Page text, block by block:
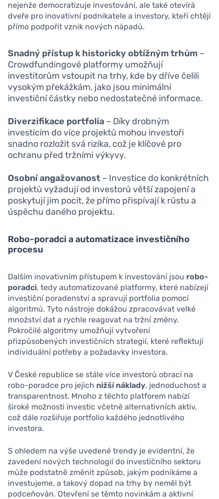
nejenže democratizuje investování, ale také otevírá
dveře pro inovativní podnikatele a investory, kteří chtějí
přímo podpořit vznik nových nápadů.
Snadný přístup k historicky obtížným trhům –
Crowdfundingové platformy umožňují
investitorům vstoupit na trhy, kde by dříve čelili
vysokým překážkám, jako jsou minimální
investiční částky nebo nedostatečné informace.
Diverzifikace portfolia – Díky drobným
investicím do více projektů mohou investoři
snadno rozložit svá rizika, což je klíčové pro
ochranu před tržními výkyvy.
Osobní angažovanost – Investice do konkrétních
projektů vyžadují od investorů větší zapojení a
poskytují jim pocit, že přímo přispívají k růstu a
úspěchu daného projektu.
Robo-poradci a automatizace investičního
procesu
Dalším inovativním přístupem k investování jsou robo-
poradci, tedy automatizované platformy, které nabízejí
investiční poradenství a spravují portfolia pomocí
algoritmů. Tyto nástroje dokážou zpracovávat velké
množství dat a rychle reagovat na tržní změny.
Pokročilé algoritmy umožňují vytvoření
přizpůsobených investičních strategií, které reflektují
individuální potřeby a požadavky investora.
V České republice se stále více investorů obrací na
robo-poradce pro jejich nižší náklady, jednoduchost a
transparentnost. Mnoho z těchto platforem nabízí
široké možnosti investic včetně alternativních aktiv,
což dále rozšiřuje portfolio každého jednotlivého
investora.
S ohledem na výše uvedené trendy je evidentní, že
zavedení nových technologií do investičního sektoru
může podstatně změnit způsob, jakým podnikáme a
investujeme, a takový dopad na trhy by neměl být
podceňován. Otevření se těmto novinkám a aktivní